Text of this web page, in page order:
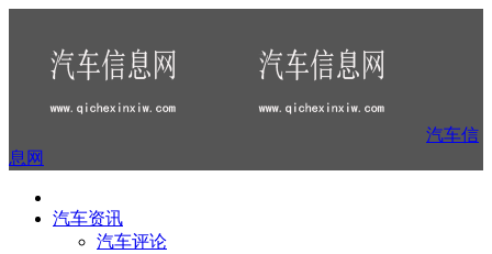
汽车信
息网
汽车资讯
汽车评论